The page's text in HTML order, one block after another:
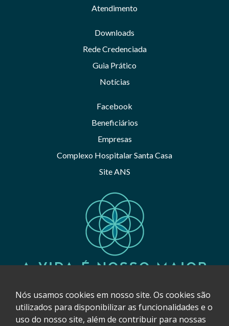
Atendimento
Downloads
Rede Credenciada
Guia Prático
Notícias
Facebook
Beneficiários
Empresas
Complexo Hospitalar Santa Casa
Site ANS
A VIDA É NOSSO MAIOR
Nós usamos cookies em nosso site. Os cookies são
utilizados ​​para disponibilizar as funcionalidades e o
uso do nosso site, além de contribuir para nossas